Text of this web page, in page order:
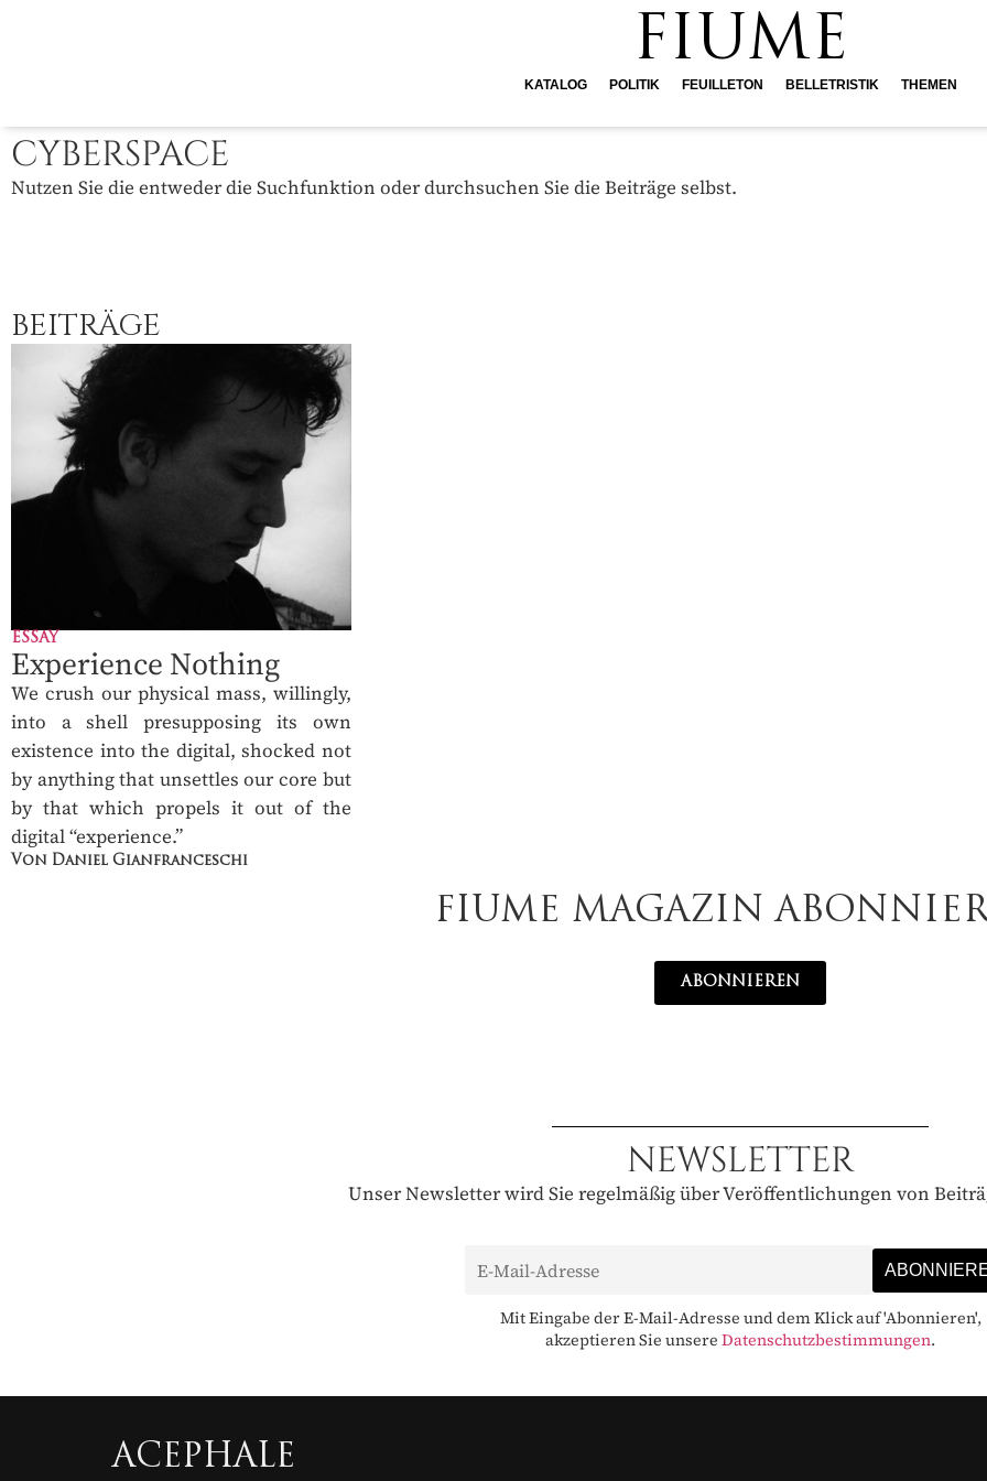
FIUME
KATALOG POLITIK FEUILLETON BELLETRISTIK THEMEN
CYBERSPACE
Nutzen Sie die entweder die Suchfunktion oder durchsuchen Sie die Beiträge selbst.
BEITRÄGE
ESSAY
Experience Nothing
We crush our physical mass, willingly,
into a shell presupposing its own
existence into the digital, shocked not
by anything that unsettles our core but
by that which propels it out of the
digital “experience.”
Von Daniel Gianfranceschi
FIUME MAGAZIN
ABONNIEREN
NEWSLETTER
Unser Newsletter wird Sie regelmäßig über Veröffentlichungen von
Mit Eingabe der E-Mail-Adresse und dem Klick auf 'Abonnieren',
akzeptieren Sie unsere Datenschutzbestimmungen.
ACEPHALE